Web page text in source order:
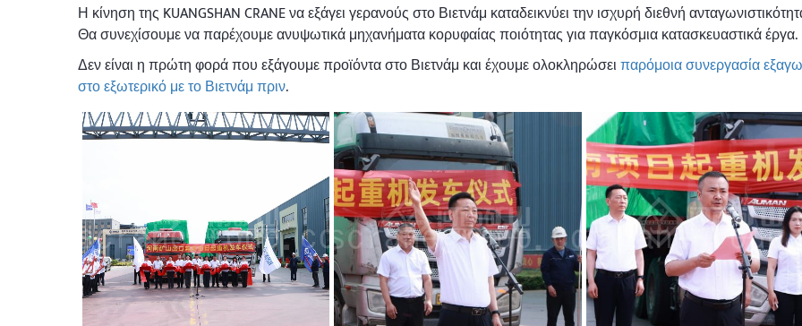
Η κίνηση της KUANGSHAN CRANE να εξάγει γερανούς στο Βιετνάμ καταδεικνύει την ισχυρή διεθνή
Θα συνεχίσουμε να παρέχουμε ανυψωτικά μηχανήματα κορυφαίας ποιότητας για παγκόσμια κατασκευαστικά έργα.
Δεν είναι η πρώτη φορά που εξάγουμε προϊόντα στο Βιετνάμ και έχουμε ολοκληρώσειπαρόμοια συνεργασία
στο εξωτερικό με το Βιετνάμ πριν.